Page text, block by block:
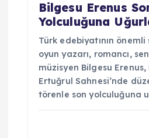
Bilgesu Erenus
Yolculuğuna
Türk edebiyatının önemli
oyun yazarı, romancı,
müzisyen Bilgesu
Ertuğrul Sahnesi’nde
törenle son yolculuğuna